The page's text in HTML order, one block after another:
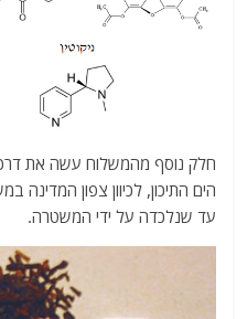
חלק נוסף מהמשלוח עשה את
הים התיכון, לכיוון צפון
עד שנלכדה על ידי המשטרה.